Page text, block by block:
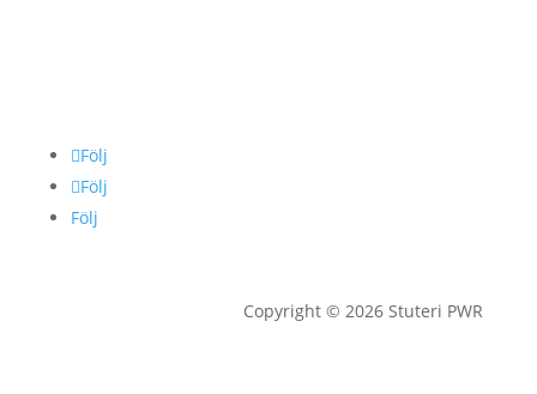
Följ
Följ
Följ
Copyright © 2026 Stuteri PWR